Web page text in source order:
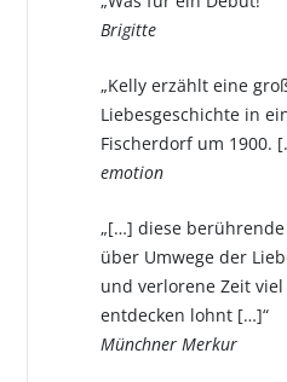
Brigitte
„Kelly erzählt eine
Liebesgeschichte in
Fischerdorf um 1900.
emotion
„[…] diese
über Umwege der
und verlorene Zeit viel
entdecken lohnt […]“
Münchner Merkur